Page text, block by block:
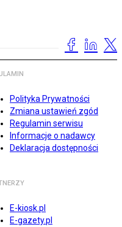
Polityka Prywatności
Zmiana ustawień zgód
Regulamin serwisu
Informacje o nadawcy
Deklaracja dostępności
E-kiosk.pl
E-gazety.pl